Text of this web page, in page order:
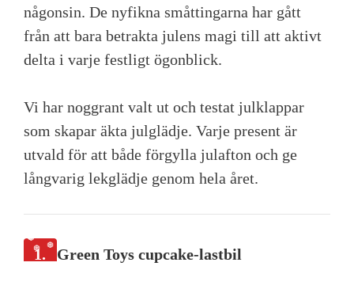
någonsin. De nyfikna småttingarna har gått
från att bara betrakta julens magi till att aktivt
delta i varje festligt ögonblick.
Vi har noggrant valt ut och testat julklappar
som skapar äkta julglädje. Varje present är
utvald för att både förgylla julafton och ge
långvarig lekglädje genom hela året.
1. Green Toys cupcake-lastbil